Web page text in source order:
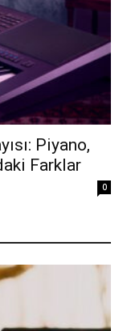
Piyano,
Farklar
0